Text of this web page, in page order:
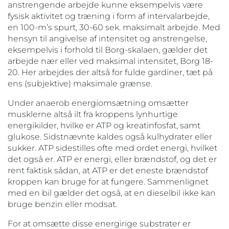
anstrengende arbejde kunne eksempelvis være
fysisk aktivitet og træning i form af intervalarbejde,
en 100-m’s spurt, 30-60 sek. maksimalt arbejde. Med
hensyn til angivelse af intensitet og anstrengelse,
eksempelvis i forhold til Borg-skalaen, gælder det
arbejde nær eller ved maksimal intensitet, Borg 18-
20. Her arbejdes der altså for fulde gardiner, tæt på
ens (subjektive) maksimale grænse.
Under anaerob energiomsætning omsætter
musklerne altså ilt fra kroppens lynhurtige
energikilder, hvilke er ATP og kreatinfosfat, samt
glukose. Sidstnævnte kaldes også kulhydrater eller
sukker. ATP sidestilles ofte med ordet energi, hvilket
det også er. ATP er energi, eller brændstof, og det er
rent faktisk sådan, at ATP er det eneste brændstof
kroppen kan bruge for at fungere. Sammenlignet
med en bil gælder det også, at en dieselbil ikke kan
bruge benzin eller modsat.
For at omsætte disse energirige substrater er